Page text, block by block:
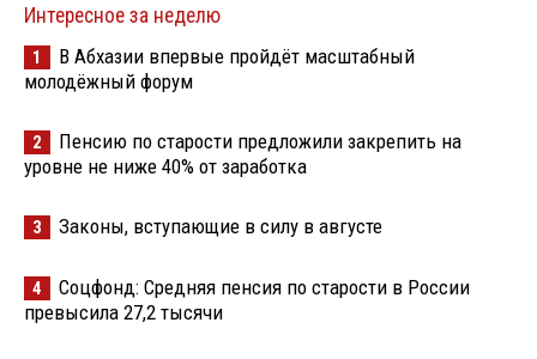
Интересное за неделю
1
В Абхазии впервые пройдёт масштабный
молодёжный форум
2
Пенсию по старости предложили закрепить на
уровне не ниже 40% от заработка
3 Законы, вступающие в силу в августе
4
Соцфонд: Средняя пенсия по старости в России
превысила 27,2 тысячи